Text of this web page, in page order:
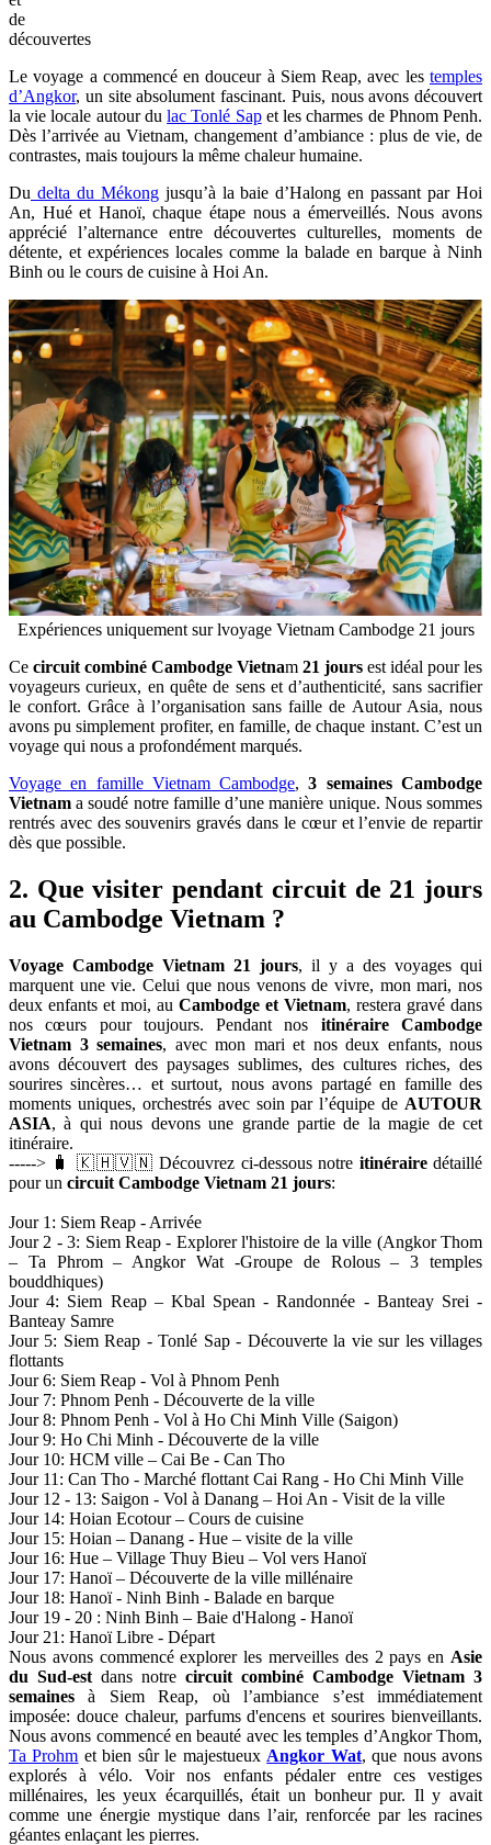
de
découvertes
Le voyage a commencé en douceur à Siem Reap, avec les temples
d’Angkor, un site absolument fascinant. Puis, nous avons découvert
la vie locale autour dulac Tonlé Sapet les charmes de Phnom Penh.
Dès l’arrivée au Vietnam, changement d’ambiance : plus de vie, de
contrastes, mais toujours la même chaleur humaine.
Du delta du Mékongjusqu’à la baie d’Halong en passant par Hoi
An, Hué et Hanoï, chaque étape nous a émerveillés. Nous avons
apprécié l’alternance entre découvertes culturelles, moments de
détente, et expériences locales comme la balade en barque à Ninh
Binh ou le cours de cuisine à Hoi An.
Expériences uniquement sur lvoyage Vietnam Cambodge 21 jours
Ce circuit combiné Cambodge Vietnam 21 jours est idéal pour les
voyageurs curieux, en quête de sens et d’authenticité, sans sacrifier
le confort. Grâce à l’organisation sans faille de Autour Asia, nous
avons pu simplement profiter, en famille, de chaque instant. C’est un
voyage qui nous a profondément marqués.
Voyage en famille Vietnam Cambodge,3 semaines Cambodge
Vietnam a soudé notre famille d’une manière unique. Nous sommes
rentrés avec des souvenirs gravés dans le cœur et l’envie de repartir
dès que possible.
2. Que visiter pendant circuit de 21 jours
au Cambodge Vietnam ?
Voyage Cambodge Vietnam 21 jours, il y a des voyages qui
marquent une vie. Celui que nous venons de vivre, mon mari, nos
deux enfants et moi, au Cambodge et Vietnam, restera gravé dans
nos cœurs pour toujours. Pendant nos itinéraire Cambodge
Vietnam 3 semaines, avec mon mari et nos deux enfants, nous
avons découvert des paysages sublimes, des cultures riches, des
sourires sincères… et surtout, nous avons partagé en famille des
moments uniques, orchestrés avec soin par l’équipe de AUTOUR
ASIA, à qui nous devons une grande partie de la magie de cet
itinéraire.
-----> 🧳 🇰🇭🇻🇳 Découvrez ci-dessous notre itinérairedétaillé
pour un circuit Cambodge Vietnam 21 jours:
Jour 1: Siem Reap - Arrivée
Jour 2 - 3: Siem Reap - Explorer l'histoire de la ville (Angkor Thom
– Ta Phrom – Angkor Wat -Groupe de Rolous – 3 temples
bouddhiques)
Jour 4: Siem Reap – Kbal Spean - Randonnée - Banteay Srei -
Banteay Samre
Jour 5: Siem Reap - Tonlé Sap - Découverte la vie sur les villages
flottants
Jour 6: Siem Reap - Vol à Phnom Penh
Jour 7: Phnom Penh - Découverte de la ville
Jour 8: Phnom Penh - Vol à Ho Chi Minh Ville (Saigon)
Jour 9: Ho Chi Minh - Découverte de la ville
Jour 10: HCM ville – Cai Be - Can Tho
Jour 11: Can Tho - Marché flottant Cai Rang - Ho Chi Minh Ville
Jour 12 - 13: Saigon - Vol à Danang – Hoi An - Visit de la ville
Jour 14: Hoian Ecotour – Cours de cuisine
Jour 15: Hoian – Danang - Hue – visite de la ville
Jour 16: Hue – Village Thuy Bieu – Vol vers Hanoï
Jour 17: Hanoï – Découverte de la ville millénaire
Jour 18: Hanoï - Ninh Binh - Balade en barque
Jour 19 - 20 : Ninh Binh – Baie d'Halong - Hanoï
Jour 21: Hanoï Libre - Départ
Nous avons commencé explorer les merveilles des 2 pays en Asie
du Sud-est dans notre circuit combiné Cambodge Vietnam 3
semaines à Siem Reap, où l’ambiance s’est immédiatement
imposée: douce chaleur, parfums d'encens et sourires bienveillants.
Nous avons commencé en beauté avec les temples d’Angkor Thom,
Ta Prohm et bien sûr le majestueux Angkor Wat, que nous avons
explorés à vélo. Voir nos enfants pédaler entre ces vestiges
millénaires, les yeux écarquillés, était un bonheur pur. Il y avait
comme une énergie mystique dans l’air, renforcée par les racines
géantes enlaçant les pierres.